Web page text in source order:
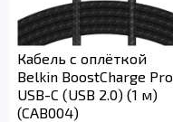
Кабель с оплёткой
Belkin BoostCharge Pro
USB-C (USB 2.0) (1 м)
(CAB004)